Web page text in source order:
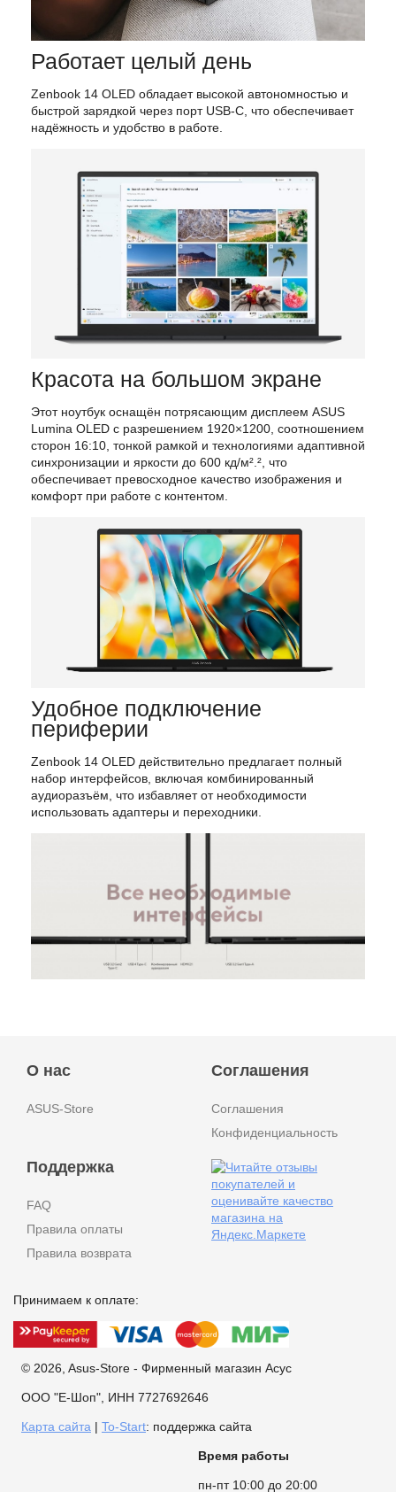
Работает целый день
Zenbook 14 OLED обладаетвысокой автономностью и
быстрой зарядкой через портUSB-C, что обеспечивает
надёжность и удобство в работе.
Красота на большом экране
Этотноутбук оснащён потрясающим дисплеем ASUS
Lumina OLED с разрешением 1920×1200, соотношением
сторон 16:10, тонкой рамкой и технологиями адаптивной
синхронизации и яркости до 600 кд/м².², что
обеспечиваетпревосходное качество изображения и
комфортпри работе с контентом.
Удобное подключение
периферии
Zenbook 14 OLED действительно предлагаетполный
набор интерфейсов, включая комбинированный
аудиоразъём, что избавляетотнеобходимости
использовать адаптеры и переходники.
О нас
ASUS-Store
Соглашения
Соглашения
Конфиденциальность
Поддержка
FAQ
Правила оплаты
Правила возврата
Принимаем к оплате:
© 2026, Asus-Store - Фирменный магазин Асус
ООО "Е-Шоп", ИНН 7727692646
Карта сайта | To-Start: поддержка сайта
Время работы
пн-пт 10:00 до 20:00